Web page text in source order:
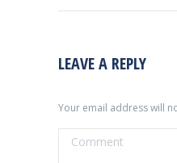
LEAVE A REPLY
Your email address will
Comment